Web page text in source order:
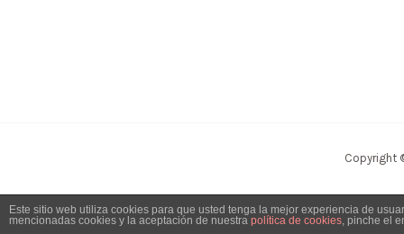
Copyright
Este sitio web utiliza cookies para que usted tenga la mejor experiencia de
mencionadas cookies y la aceptación de nuestra política de cookies , pinche el